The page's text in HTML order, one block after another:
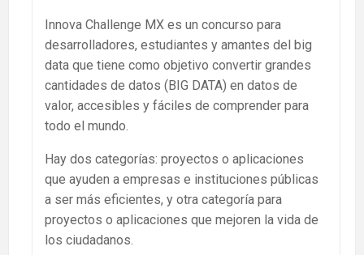
Innova Challenge MX es un concurso para
desarrolladores, estudiantes y amantes del big
data que tiene como objetivo convertir grandes
cantidades de datos (BIG DATA) en datos de
valor, accesibles y fáciles de comprender para
todo el mundo.
Hay dos categorías: proyectos o aplicaciones
que ayuden a empresas e instituciones públicas
a ser más eficientes, y otra categoría para
proyectos o aplicaciones que mejoren la vida de
los ciudadanos.